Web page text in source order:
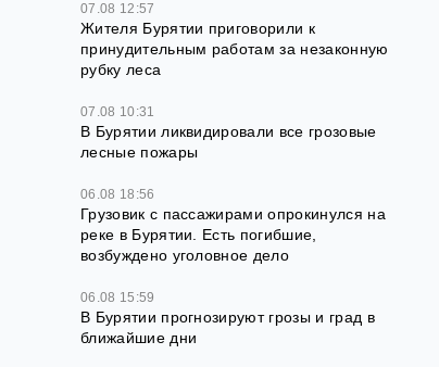
07.08 12:57
Жителя Бурятии приговорили к
принудительным работам за незаконную
рубку леса
07.08 10:31
В Бурятии ликвидировали все грозовые
лесные пожары
06.08 18:56
Грузовик с пассажирами опрокинулся на
реке в Бурятии. Есть погибшие,
возбуждено уголовное дело
06.08 15:59
В Бурятии прогнозируют грозы и град в
ближайшие дни